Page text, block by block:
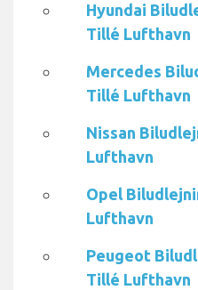
Hyundai
Tillé Lufthavn
Mercedes
Tillé Lufthavn
Nissan
Lufthavn
Opel
Lufthavn
Peugeot
Tillé Lufthavn